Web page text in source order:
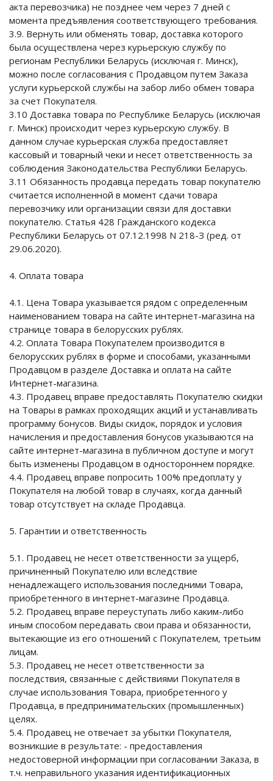
акта перевозчика) не позднее чем через 7 дней с
момента предъявления соответствующего требования.
3.9. Вернуть или обменять товар, доставка которого
была осуществлена через курьерскую службу по
регионам Республики Беларусь (исключая г. Минск),
можно после согласования с Продавцом путем Заказа
услуги курьерской службы на забор либо обмен товара
за счет Покупателя.
3.10 Доставка товара по Республике Беларусь (исключая
г. Минск) происходит через курьерскую службу. В
данном случае курьерская служба предоставляет
кассовый и товарный чеки и несет ответственность за
соблюдения Законодательства Республики Беларусь.
3.11 Обязанность продавца передать товар покупателю
считается исполненной в момент сдачи товара
перевозчику или организации связи для доставки
покупателю. Статья 428 Гражданского кодекса
Республики Беларусь от 07.12.1998 N 218-З (ред. от
29.06.2020).
4. Оплата товара
4.1. Цена Товара указывается рядом с определенным
наименованием товара на сайте интернет-магазина на
странице товара в белорусских рублях.
4.2. Оплата Товара Покупателем производится в
белорусских рублях в форме и способами, указанными
Продавцом в разделе Доставка и оплата на сайте
Интернет-магазина.
4.3. Продавец вправе предоставлять Покупателю скидки
на Товары в рамках проходящих акций и устанавливать
программу бонусов. Виды скидок, порядок и условия
начисления и предоставления бонусов указываются на
сайте интернет-магазина в публичном доступе и могут
быть изменены Продавцом в одностороннем порядке.
4.4. Продавец вправе попросить 100% предоплату у
Покупателя на любой товар в случаях, когда данный
товар отсутствует на складе Продавца.
5. Гарантии и ответственность
5.1. Продавец не несет ответственности за ущерб,
причиненный Покупателю или вследствие
ненадлежащего использования последними Товара,
приобретенного в интернет-магазине Продавца.
5.2. Продавец вправе переуступать либо каким-либо
иным способом передавать свои права и обязанности,
вытекающие из его отношений с Покупателем, третьим
лицам.
5.3. Продавец не несет ответственности за
последствия, связанные с действиями Покупателя в
случае использования Товара, приобретенного у
Продавца, в предпринимательских (промышленных)
целях.
5.4. Продавец не отвечает за убытки Покупателя,
возникшие в результате: - предоставления
недостоверной информации при согласовании Заказа, в
т.ч. неправильного указания идентификационных